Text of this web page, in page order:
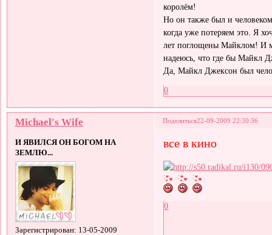
королём!
Но он также был и
когда уже потеряем это. Я
лет поглощены Майклом! И
надеюсь, что где бы Майкл
Да, Майкл Джексон был
0
Поделиться22-09-2009 22:30:36
Michael's Wife
И ЯВИЛСЯ ОН БОГОМ НА
ЗЕМЛЮ...
Зарегистрирован: 13-05-2009
все в кино
0